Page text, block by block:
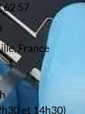
62 57
France
et 14h30)